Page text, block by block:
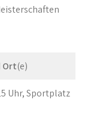
Ort(e)
Uhr, Sportplatz